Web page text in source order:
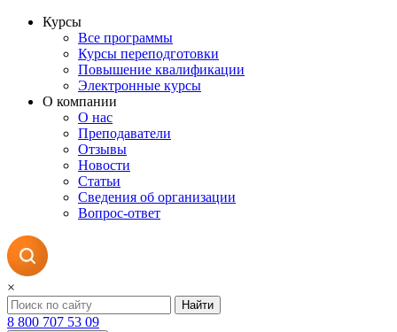
Курсы
Все программы
Курсы переподготовки
Повышение квалификации
Электронные курсы
О компании
О нас
Преподаватели
Отзывы
Новости
Статьи
Сведения об организации
Вопрос-ответ
×
Найти
8 800 707 53 09